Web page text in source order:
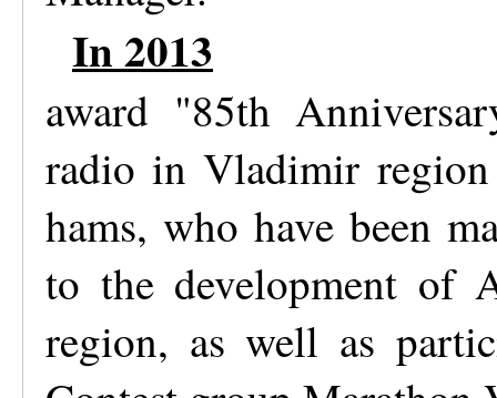
In 2013
award "85th
radio in Vladimir
hams, who have been
to the development of
region, as well as